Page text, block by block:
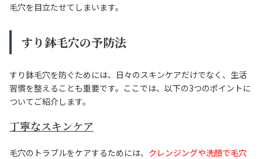
毛穴を目立たせてしまいます。
すり鉢毛穴の予防法
すり鉢毛穴を防ぐためには、日々のスキンケアだけでなく、生活
習慣を整えることも重要です。ここでは、以下の3つのポイントに
ついてご紹介します。
丁寧なスキンケア
毛穴のトラブルをケアするためには、 クレンジングや洗顔で毛穴